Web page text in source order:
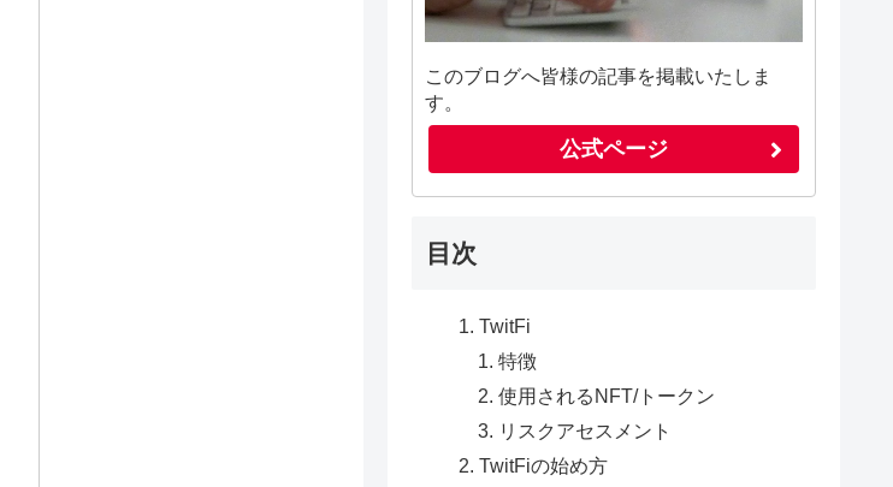
このブログへ皆様の記事を掲載いたしま
す。
公式ページ
目次
TwitFi
特徴
使用されるNFT/トークン
リスクアセスメント
TwitFiの始め方